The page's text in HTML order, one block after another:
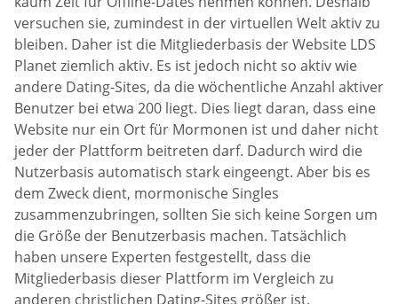
versuchen sie, zumindest in der virtuellen Welt aktiv zu
bleiben. Daher ist die Mitgliederbasis der Website LDS
Planet ziemlich aktiv. Es ist jedoch nicht so aktiv wie
andere Dating-Sites, da die wöchentliche Anzahl aktiver
Benutzer bei etwa 200 liegt. Dies liegt daran, dass eine
Website nur ein Ort für Mormonen ist und daher nicht
jeder der Plattform beitreten darf. Dadurch wird die
Nutzerbasis automatisch stark eingeengt. Aber bis es
dem Zweck dient, mormonische Singles
zusammenzubringen, sollten Sie sich keine Sorgen um
die Größe der Benutzerbasis machen. Tatsächlich
haben unsere Experten festgestellt, dass die
Mitgliederbasis dieser Plattform im Vergleich zu
anderen christlichen Dating-Sites größer ist.